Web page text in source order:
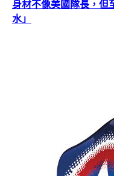
身材不像美國隊長，但
水」